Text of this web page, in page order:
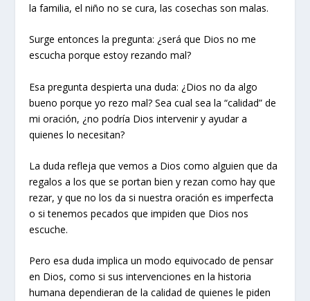
la familia, el niño no se cura, las cosechas son malas.
Surge entonces la pregunta: ¿será que Dios no me
escucha porque estoy rezando mal?
Esa pregunta despierta una duda: ¿Dios no da algo
bueno porque yo rezo mal? Sea cual sea la “calidad” de
mi oración, ¿no podría Dios intervenir y ayudar a
quienes lo necesitan?
La duda refleja que vemos a Dios como alguien que da
regalos a los que se portan bien y rezan como hay que
rezar, y que no los da si nuestra oración es imperfecta
o si tenemos pecados que impiden que Dios nos
escuche.
Pero esa duda implica un modo equivocado de pensar
en Dios, como si sus intervenciones en la historia
humana dependieran de la calidad de quienes le piden